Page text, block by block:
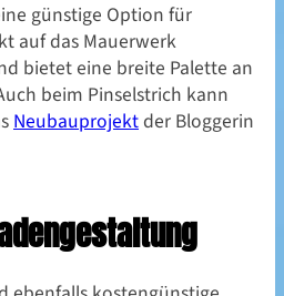
günstige Option für
auf das Mauerwerk
bietet eine breite Palette an
beim Pinselstrich kann
Neubauprojekt der Bloggerin